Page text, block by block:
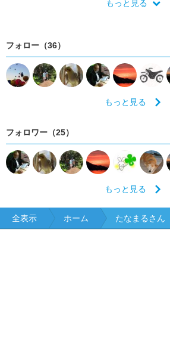
和歌山 鳥取 島根
もっと見る
フォロー（36）
もっと見る
フォロワー（25）
もっと見る
全表示 ホーム たなまるさん